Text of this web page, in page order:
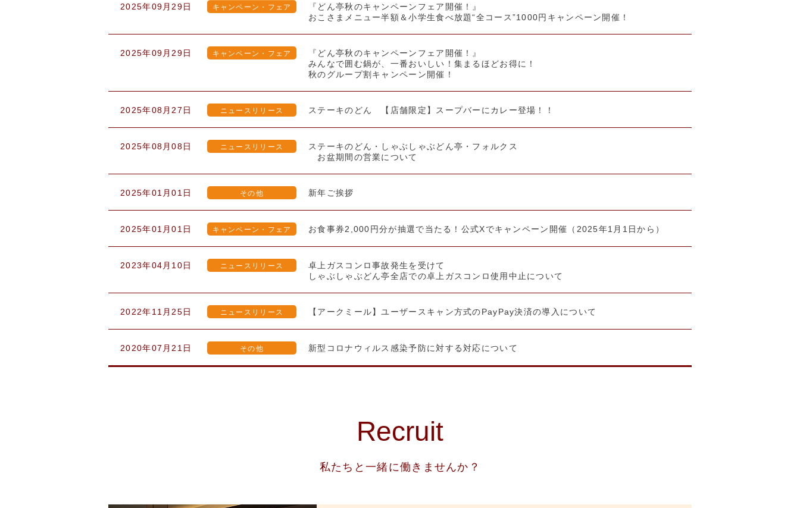
2025年09月29日 キャンペーン・フェア
『どん亭秋のキャンペーンフェア開催！』
おこさまメニュー半額＆小学生食べ放題“全コース”1000円キャンペーン開催！
2025年09月29日 キャンペーン・フェア
『どん亭秋のキャンペーンフェア開催！』
みんなで囲む鍋が、一番おいしい！集まるほどお得に！
秋のグループ割キャンペーン開催！
2025年08月27日 ニュースリリース ステーキのどん 【店舗限定】スープバーにカレー登場！！
2025年08月08日 ニュースリリース
ステーキのどん・しゃぶしゃぶどん亭・フォルクス
お盆期間の営業について
2025年01月01日 その他 新年ご挨拶
2025年01月01日 キャンペーン・フェア お食事券2,000円分が抽選で当たる！公式Xでキャンペーン開催（2025年1月1日から）
2023年04月10日 ニュースリリース
卓上ガスコンロ事故発生を受けて
しゃぶしゃぶどん亭全店での卓上ガスコンロ使用中止について
2022年11月25日 ニュースリリース 【アークミール】ユーザースキャン方式のPayPay決済の導入について
2020年07月21日 その他 新型コロナウィルス感染予防に対する対応について
Recruit
私たちと一緒に働きませんか？